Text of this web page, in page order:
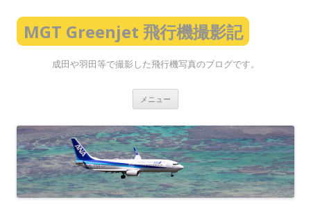
MGT Greenjet 飛行機撮影記
成田や羽田等で撮影した飛行機写真のブログです。
メニュー
ン
ツ
へ
ス
キ
ッ
プ